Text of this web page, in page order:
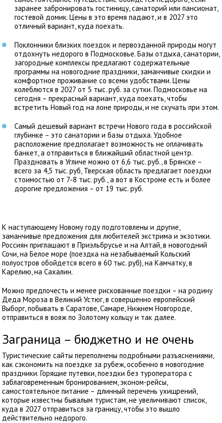
заранее забронировать гостиницу, санаторий или пансионат,
гостевой домик. Цены в это время падают, и в 2027 это
отличный вариант, куда поехать.
Поклонники близких поездок и первозданной природы могут
отдохнуть недорого в Подмосковье. Базы отдыха, санатории,
загородные комплексы предлагают содержательные
программы на новогодние праздники, заманчивые скидки и
комфортное проживание со всеми удобствами. Цены
колеблются в 2027 от 5 тыс. руб. за сутки. Подмосковье на
сегодня – прекрасный вариант, куда поехать, чтобы
встретить Новый год на лоне природы, и не скучать при этом.
Самый дешевый вариант встречи Нового года в российской
глубинке – это санатории и базы отдыха. Удобное
расположение предполагает возможность не оплачивать
банкет, а отправиться в ближайший областной центр.
Праздновать в Угличе можно от 6,6 тыс. руб., в Брянске –
всего за 4,5 тыс. руб, Тверская область предлагает поездки
стоимостью от 7-8 тыс. руб., а вот в Костроме есть и более
дорогие предложения – от 19 тыс. руб.
К наступающему Новому году подготовлены и другие,
заманчивые предложения для любителей экстрима и экзотики.
Россиян приглашают в Приэльбрусье и на Алтай, в новогодний
Сочи, на Белое море (поездка на незабываемый Кольский
полуостров обойдется всего в 60 тыс. руб), на Камчатку, в
Карелию, на Сахалин.
Можно предпочесть и менее рискованные поездки – на родину
Деда Мороза в Великий Устюг, в совершенно европейский
Выборг, побывать в Саратове, Самаре, Нижнем Новгороде,
отправиться в вояж по Золотому кольцу и так далее.
Заграница – бюджетно и не очень
Туристические сайты переполнены подробными разъяснениями,
как сэкономить на поездке за рубеж, особенно в новогодние
праздники. Горящие путевки, поездки без туроператора с
заблаговременным бронированием, эконом-рейсы,
самостоятельное питание – длинный перечень ухищрений,
которые известны бывалым туристам, не увеличивают список,
куда в 2027 отправиться за границу, чтобы это вышло
действительно недорого.